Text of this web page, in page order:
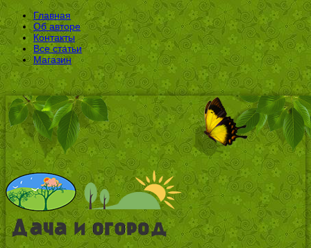
Главная
Об авторе
Контакты
Все статьи
Магазин